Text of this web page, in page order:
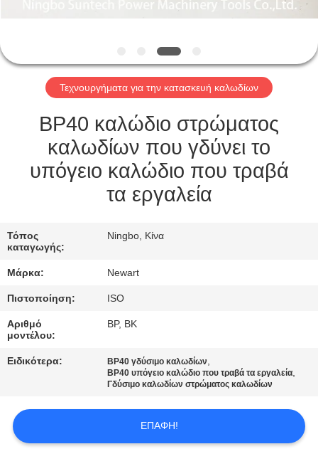
ΕΙΔΉΣΕΙΣ
ΖΗΤΉΣΤΕ
ΜΙΑ
ΠΡΟΣΦΟΡΆ
ΠΟΛΙΤΙΚΉ
ΑΠΟΡΡΉΤΟΥ
Τεχνουργήματα για την κατασκευή καλωδίων
BP40 καλώδιο στρώματος
καλωδίων που γδύνει το
υπόγειο καλώδιο που τραβά
τα εργαλεία
Τόπος
καταγωγής:
Ningbo, Κίνα
Μάρκα: Newart
Πιστοποίηση: ISO
Αριθμό
μοντέλου:
BP, BK
Ειδικότερα: BP40 γδύσιμο καλωδίων,
BP40 υπόγειο καλώδιο που τραβά τα εργαλεία,
Γδύσιμο καλωδίων στρώματος καλωδίων
ΕΠΑΦΉ!